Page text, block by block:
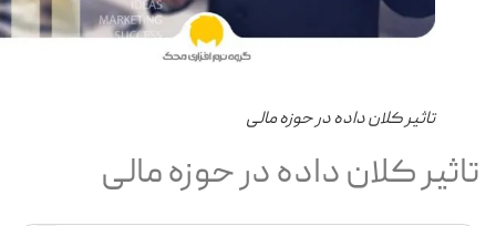
تاثیر کلان داده در حوزه مالی
کلان داده در حوزه مالی